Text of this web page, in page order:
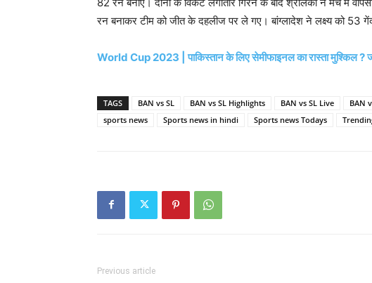
रन बनाकर टीम को जीत के दहलीज पर ले गए। बांग्लादेश ने लक्ष्य को 53
World Cup 2023 | पाकिस्तान के लिए सेमीफाइनल का रास्ता मुश्किल ?
TAGS BAN vs SL BAN vs SL Highlights BAN vs SL Live BAN
sports news
Sports news in hindi Sports news Todays
Previous article